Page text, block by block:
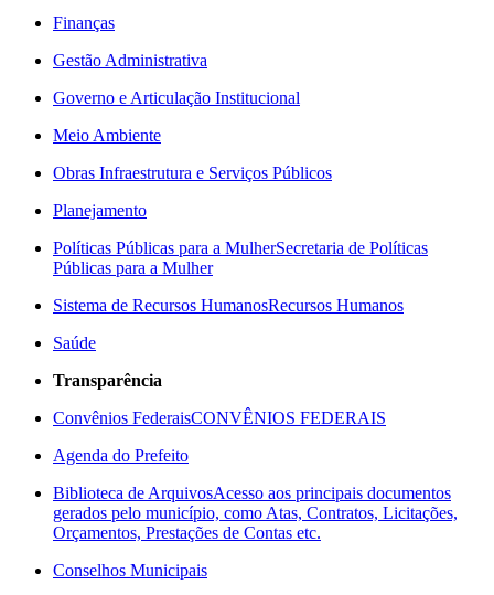
Finanças
Gestão Administrativa
Governo e Articulação Institucional
Meio Ambiente
Obras Infraestrutura e Serviços Públicos
Planejamento
Políticas Públicas para a MulherSecretaria de Políticas
Públicas para a Mulher
Sistema de Recursos HumanosRecursos Humanos
Saúde
Transparência
Convênios FederaisCONVÊNIOS FEDERAIS
Agenda do Prefeito
Biblioteca de ArquivosAcesso aos principais documentos
gerados pelo município, como Atas, Contratos, Licitações,
Orçamentos, Prestações de Contas etc.
Conselhos Municipais